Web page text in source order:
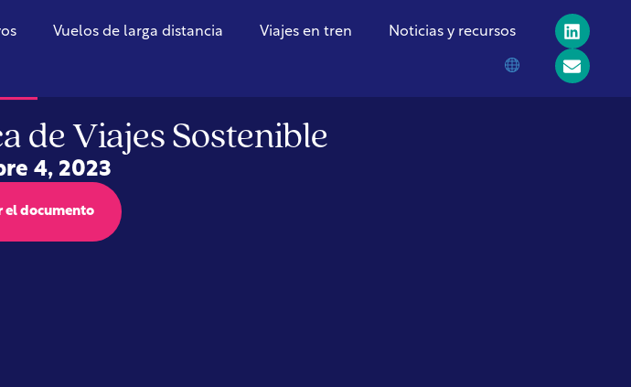
Vuelos de larga distancia Viajes en tren Noticias y recursos
de Viajes Sostenible
4, 2023
el documento